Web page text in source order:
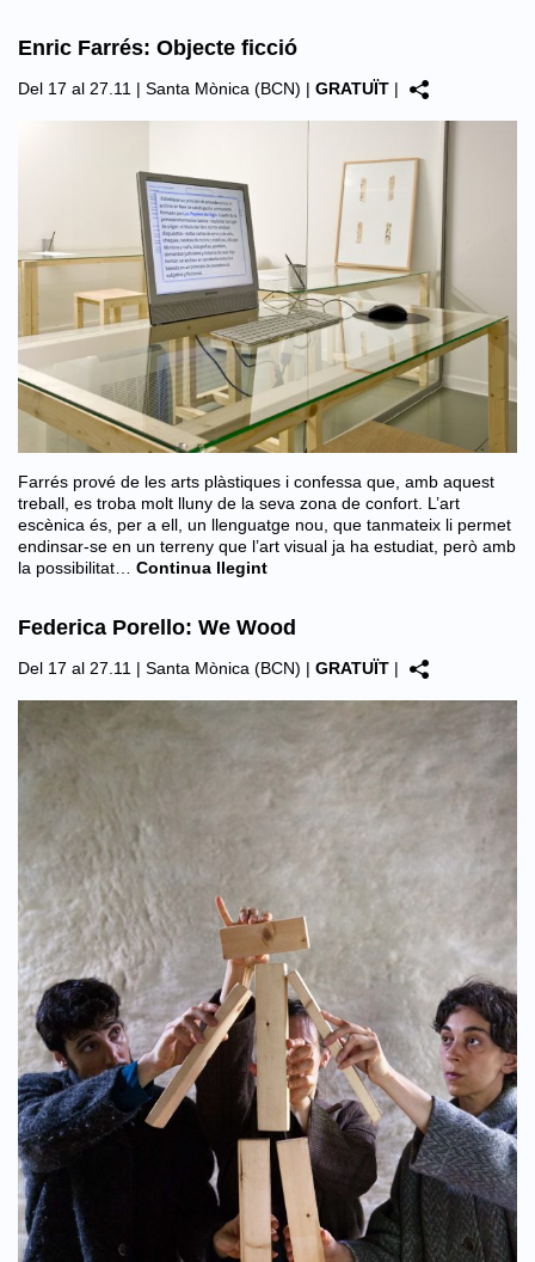
Enric Farrés: Objecte ficció
Del 17 al 27.11 | Santa Mònica (BCN) | GRATUÏT |
Farrés prové de les arts plàstiques i confessa que, amb aquest
treball, es troba molt lluny de la seva zona de confort. L’art
escènica és, per a ell, un llenguatge nou, que tanmateix li permet
endinsar-se en un terreny que l’art visual ja ha estudiat, però amb
la possibilitat… Continua llegint
Federica Porello: We Wood
Del 17 al 27.11 | Santa Mònica (BCN) | GRATUÏT |